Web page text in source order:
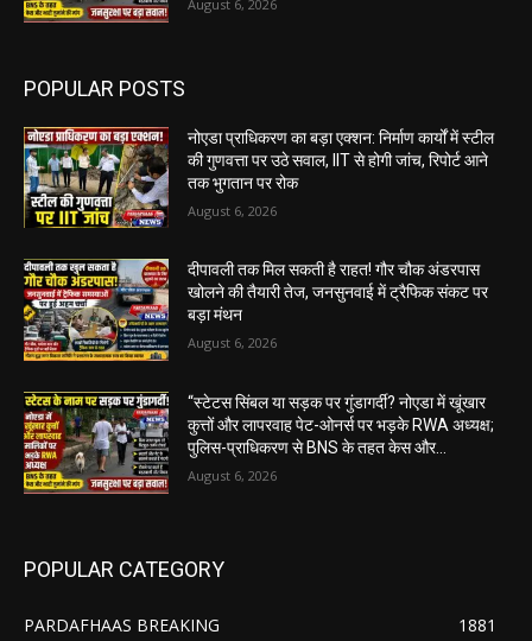
August 6, 2026
POPULAR POSTS
नोएडा प्राधिकरण का बड़ा एक्शन: निर्माण कार्यों में स्टील
की गुणवत्ता पर उठे सवाल, IIT से होगी जांच, रिपोर्ट आने
तक भुगतान पर रोक
August 6, 2026
दीपावली तक मिल सकती है राहत! गौर चौक अंडरपास
खोलने की तैयारी तेज, जनसुनवाई में ट्रैफिक संकट पर
बड़ा मंथन
August 6, 2026
“स्टेटस सिंबल या सड़क पर गुंडागर्दी? नोएडा में खूंखार
कुत्तों और लापरवाह पेट-ओनर्स पर भड़के RWA अध्यक्ष;
पुलिस-प्राधिकरण से BNS के तहत केस और...
August 6, 2026
POPULAR CATEGORY
PARDAFHAAS BREAKING
1881